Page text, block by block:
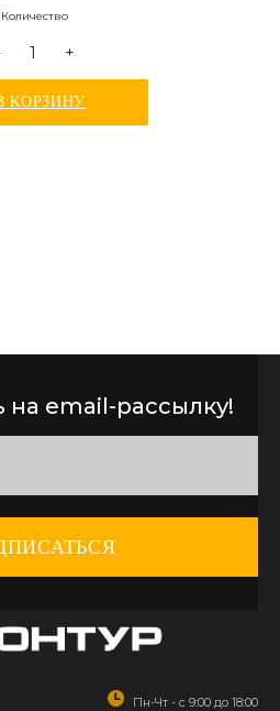
Количество
+
КОРЗИНУ
email-рассылку!
Пн-Чт - с 9:00 до 18:00